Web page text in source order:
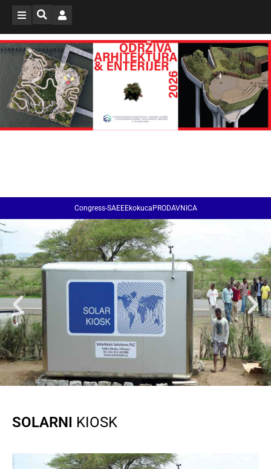
Congress-SAEEEkokucaPRODAVNICA
SOLARNI KIOSK